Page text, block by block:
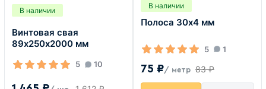
В наличии
Винтовая свая
89х250х2000 мм
5 10
В наличии
Полоса 30х4 мм
5 1
75 ₽/ метр 83 ₽